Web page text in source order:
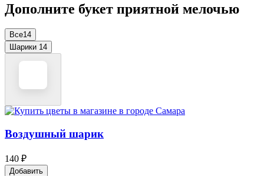
Дополните букет приятной мелочью
Все14
Шарики 14
Воздушный шарик
140 ₽
Добавить